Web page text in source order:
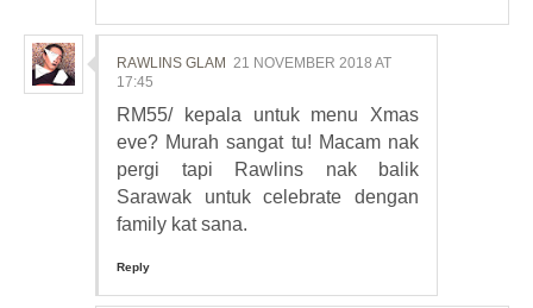
RAWLINS GLAM 21 NOVEMBER 2018 AT
17:45
RM55/ kepala untuk menu Xmas
eve? Murah sangat tu! Macam nak
pergi tapi Rawlins nak balik
Sarawak untuk celebrate dengan
family kat sana.
Reply